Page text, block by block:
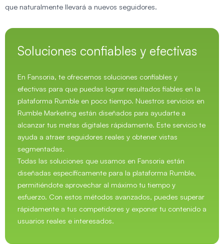
que naturalmente llevará a nuevos seguidores.
Soluciones confiables y efectivas
En Fansoria, te ofrecemos soluciones confiables y
efectivas para que puedas lograr resultados fiables en la
plataforma Rumble en poco tiempo. Nuestros servicios en
Rumble Marketing están diseñados para ayudarte a
alcanzar tus metas digitales rápidamente. Este servicio te
ayuda a atraer seguidores reales y obtener vistas
segmentadas.
Todas las soluciones que usamos en Fansoria están
diseñadas específicamente para la plataforma Rumble,
permitiéndote aprovechar al máximo tu tiempo y
esfuerzo. Con estos métodos avanzados, puedes superar
rápidamente a tus competidores y exponer tu contenido a
usuarios reales e interesados.